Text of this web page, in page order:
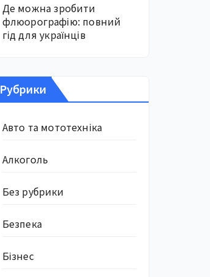
Де можна зробити
флюорографію: повний
гід для українців
Рубрики
Авто та мототехніка
Алкоголь
Без рубрики
Безпека
Бізнес